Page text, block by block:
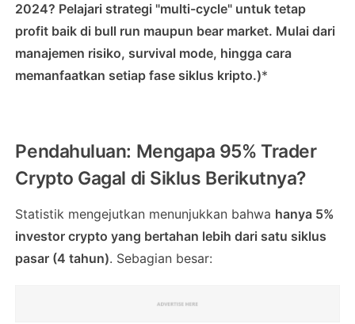
2024? Pelajari strategi "multi-cycle" untuk tetap
profit baik di bull run maupun bear market. Mulai dari
manajemen risiko, survival mode, hingga cara
memanfaatkan setiap fase siklus kripto.)*
Pendahuluan: Mengapa 95% Trader
Crypto Gagal di Siklus Berikutnya?
Statistik mengejutkan menunjukkan bahwa hanya 5%
investor crypto yang bertahan lebih dari satu siklus
pasar (4 tahun). Sebagian besar: